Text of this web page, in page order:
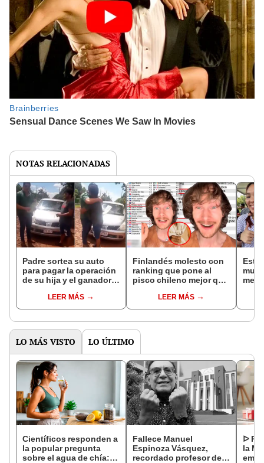
NOTAS RELACIONADAS
Padre sortea su auto
para pagar la operación
de su hija y el ganador
LEER MÁS
Finlandés molesto con
ranking que pone al
pisco chileno mejor que
mano?!"LEER MÁS
LO MÁS VISTO LO ÚLTIMO
Científicos responden a
la popular pregunta
sobre el agua de chía:
Fallece Manuel
Espinoza Vásquez,
recordado profesor de
ᐅ
la